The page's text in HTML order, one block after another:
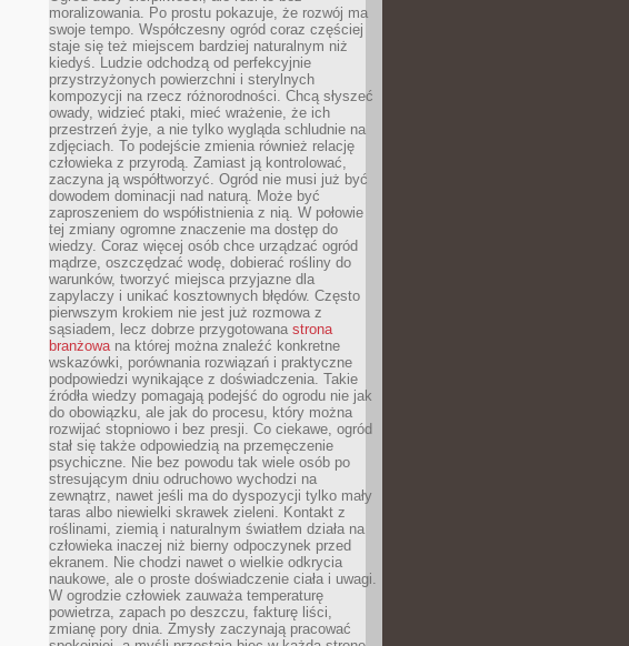
moralizowania. Po prostu pokazuje, że rozwój ma
swoje tempo. Współczesny ogród coraz częściej
staje się też miejscem bardziej naturalnym niż
kiedyś. Ludzie odchodzą od perfekcyjnie
przystrzyżonych powierzchni i sterylnych
kompozycji na rzecz różnorodności. Chcą słyszeć
owady, widzieć ptaki, mieć wrażenie, że ich
przestrzeń żyje, a nie tylko wygląda schludnie na
zdjęciach. To podejście zmienia również relację
człowieka z przyrodą. Zamiast ją kontrolować,
zaczyna ją współtworzyć. Ogród nie musi już być
dowodem dominacji nad naturą. Może być
zaproszeniem do współistnienia z nią. W połowie
tej zmiany ogromne znaczenie ma dostęp do
wiedzy. Coraz więcej osób chce urządzać ogród
mądrze, oszczędzać wodę, dobierać rośliny do
warunków, tworzyć miejsca przyjazne dla
zapylaczy i unikać kosztownych błędów. Często
pierwszym krokiem nie jest już rozmowa z
sąsiadem, lecz dobrze przygotowana strona
branżowana której można znaleźć konkretne
wskazówki, porównania rozwiązań i praktyczne
podpowiedzi wynikające z doświadczenia. Takie
źródła wiedzy pomagają podejść do ogrodu nie jak
do obowiązku, ale jak do procesu, który można
rozwijać stopniowo i bez presji. Co ciekawe, ogród
stał się także odpowiedzią na przemęczenie
psychiczne. Nie bez powodu tak wiele osób po
stresującym dniu odruchowo wychodzi na
zewnątrz, nawet jeśli ma do dyspozycji tylko mały
taras albo niewielki skrawek zieleni. Kontakt z
roślinami, ziemią i naturalnym światłem działa na
człowieka inaczej niż bierny odpoczynek przed
ekranem. Nie chodzi nawet o wielkie odkrycia
naukowe, ale o proste doświadczenie ciała i uwagi.
W ogrodzie człowiek zauważa temperaturę
powietrza, zapach po deszczu, fakturę liści,
zmianę pory dnia. Zmysły zaczynają pracować